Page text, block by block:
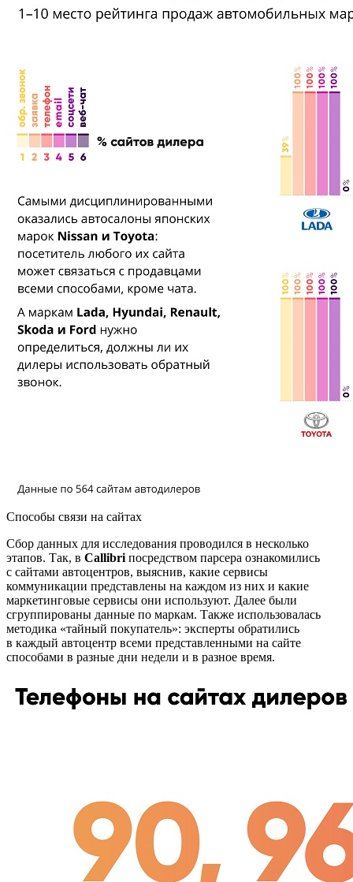
Способы связи на сайтах
Сбор данных для исследования проводился в несколько
этапов. Так, в Callibri посредством парсера ознакомились
с сайтами автоцентров, выяснив, какие сервисы
коммуникации представлены на каждом из них и какие
маркетинговые сервисы они используют. Далее были
сгруппированы данные по маркам. Также использовалась
методика «тайный покупатель»: эксперты обратились
в каждый автоцентр всеми представленными на сайте
способами в разные дни недели и в разное время.